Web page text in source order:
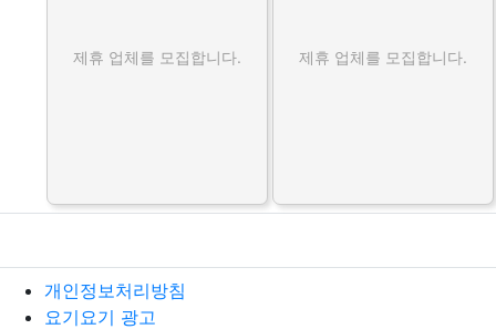
제휴 업체를 모집합니다. 제휴 업체를 모집합니다.
개인정보처리방침
요기요기 광고